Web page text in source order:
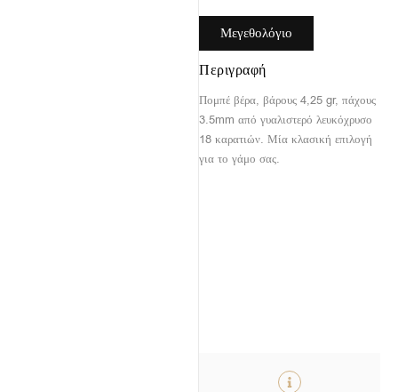
Μεγεθολόγιο
Περιγραφή
Πομπέ βέρα, βάρους 4,25 gr, πάχους
3.5mm από γυαλιστερό λευκόχρυσο
18 καρατιών. Μία κλασική επιλογή
για το γάμο σας.